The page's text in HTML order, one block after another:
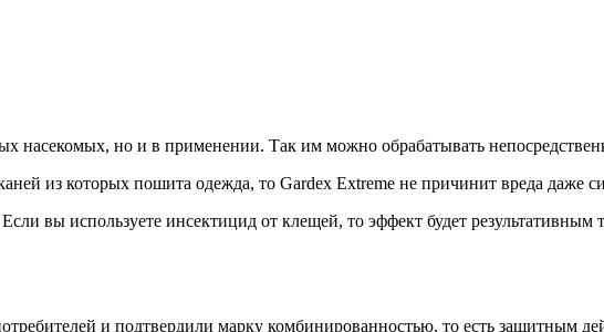
насекомых, но и в применении. Так им можно обрабатывать
из которых пошита одежда, то Gardex Extreme не причинит вреда даже
вы используете инсектицид от клещей, то эффект будет
и подтвердили марку комбинированностью, то есть защитным